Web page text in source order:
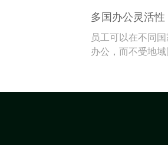
多国办公灵活性
员工可以在不同
办公，而不受地域